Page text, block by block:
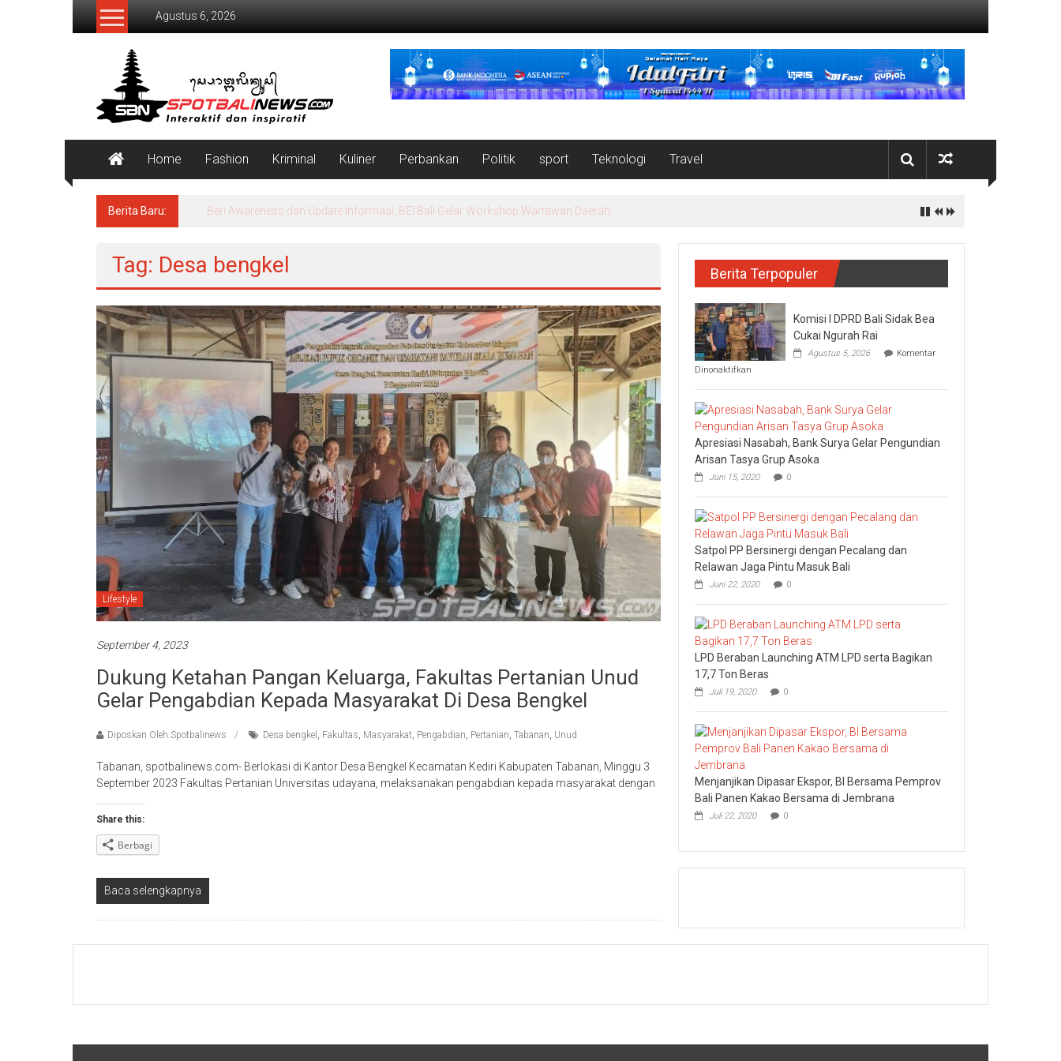
Lompat
Agustus 6, 2026
SpotBaliNews
Home Fashion Kriminal Kuliner Perbankan Politik sport Teknologi Travel
Berita Baru: Beri Awareness dan Update Informasi, BEI Bali Gelar Workshop Wartawan Daerah
Tag: Desa bengkel
Lifestyle
September 4, 2023
Dukung Ketahan Pangan Keluarga, Fakultas Pertanian Unud
Gelar Pengabdian Kepada Masyarakat Di Desa Bengkel
Diposkan Oleh:Spotbalinews Desa bengkel , Fakultas, Masyarakat, Pengabdian, Pertanian, Tabanan, Unud
Tabanan, spotbalinews.com- Berlokasi di Kantor Desa Bengkel Kecamatan Kediri Kabupaten Tabanan, Minggu 3
September 2023 Fakultas Pertanian Universitas udayana, melaksanakan pengabdian kepada masyarakat dengan
Share this:
Berbagi
Baca selengkapnya
Berita Terpopuler
Komisi I DPRD Bali Sidak Bea
Cukai Ngurah Rai
Agustus 5, 2026
Komentar
Dinonaktifkan
I
DPRD
Bali
Sidak
Bea
Cukai
Ngurah
Rai
Apresiasi Nasabah, Bank Surya Gelar Pengundian
Arisan Tasya Grup Asoka
Juni 15, 2020 0
Satpol PP Bersinergi dengan Pecalang dan
Relawan Jaga Pintu Masuk Bali
Juni 22, 2020 0
LPD Beraban Launching ATM LPD serta Bagikan
17,7 Ton Beras
Juli 19, 2020 0
Menjanjikan Dipasar Ekspor, BI Bersama Pemprov
Bali Panen Kakao Bersama di Jembrana
Juli 22, 2020 0